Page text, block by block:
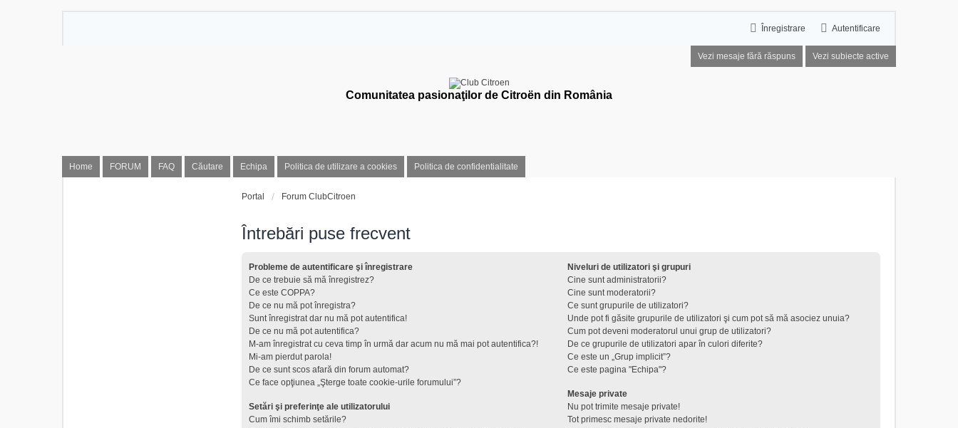
Autentificare
Înregistrare
Vezi mesaje fără răspuns Vezi subiecte active
Home FORUM FAQ Căutare Echipa Politica de utilizare a cookies Politica de confidentialitate
Comunitatea pasionaţilor de Citroën din România
Portal Forum ClubCitroen
Întrebări puse frecvent
Probleme de autentificare şi înregistrare
De ce trebuie să mă înregistrez?
Ce este COPPA?
De ce nu mă pot înregistra?
Sunt înregistrat dar nu mă pot autentifica!
De ce nu mă pot autentifica?
M-am înregistrat cu ceva timp în urmă dar acum nu mă mai pot autentifica?!
Mi-am pierdut parola!
De ce sunt scos afară din forum automat?
Ce face opţiunea „Şterge toate cookie-urile forumului”?
Setări şi preferinţe ale utilizatorului
Cum îmi schimb setările?
Niveluri de utilizatori şi grupuri
Cine sunt administratorii?
Cine sunt moderatorii?
Ce sunt grupurile de utilizatori?
Unde pot fi găsite grupurile de utilizatori şi cum pot să mă asociez unuia?
Cum pot deveni moderatorul unui grup de utilizatori?
De ce grupurile de utilizatori apar în culori diferite?
Ce este un „Grup implicit”?
Ce este pagina "Echipa"?
Mesaje private
Nu pot trimite mesaje private!
Tot primesc mesaje private nedorite!